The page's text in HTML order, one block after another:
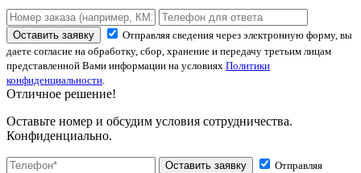
Оставить заявку
Отправляя сведения через электронную форму, вы
даете согласие на обработку, сбор, хранение и передачу третьим лицам
представленной Вами информации на условиях Политики
конфиденциальности.
Отличное решение!
Оставьте номер и обсудим условия сотрудничества.
Конфиденциально.
Оставить заявку
Отправляя